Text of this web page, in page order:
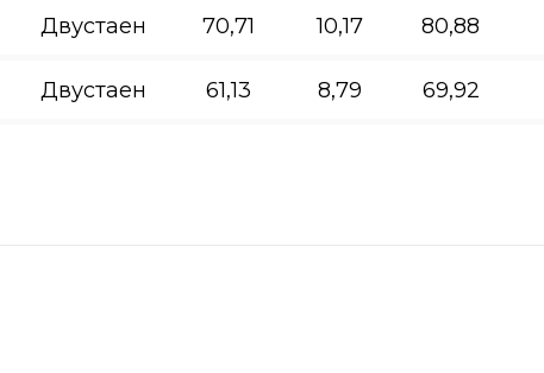
Двустаен 70,71 10,17 80,88
Двустаен 61,13 8,79 69,92